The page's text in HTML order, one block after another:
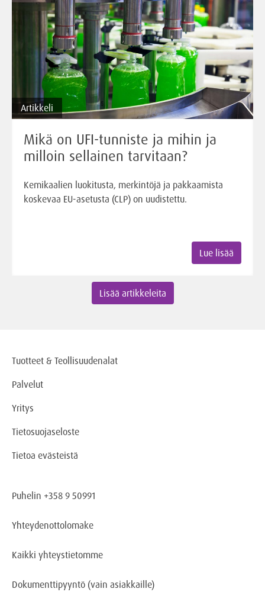
Artikkeli
Mikä on UFI-tunniste ja mihin ja
milloin sellainen tarvitaan?
Kemikaalien luokitusta, merkintöjä ja pakkaamista
koskevaa EU-asetusta (CLP) on uudistettu.
Lue lisää
Lisää artikkeleita
Tuotteet & Teollisuudenalat
Palvelut
Yritys
Tietosuojaseloste
Tietoa evästeistä
Puhelin +358 9 50991
Yhteydenottolomake
Kaikki yhteystietomme
Dokumenttipyyntö (vain asiakkaille)